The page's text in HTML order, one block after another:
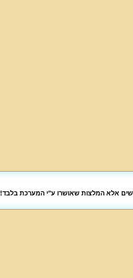
אלא המלצות שאושרו ע"י המערכת בלבד!